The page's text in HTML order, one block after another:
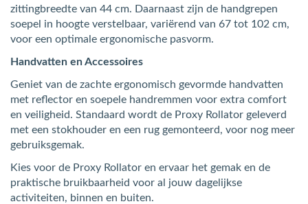
zittingbreedte van 44 cm. Daarnaast zijn de handgrepen
soepel in hoogte verstelbaar, variërend van 67 tot 102 cm,
voor een optimale ergonomische pasvorm.
Handvatten en Accessoires
Geniet van de zachte ergonomisch gevormde handvatten
met reflector en soepele handremmen voor extra comfort
en veiligheid. Standaard wordt de Proxy Rollator geleverd
met een stokhouder en een rug gemonteerd, voor nog meer
gebruiksgemak.
Kies voor de Proxy Rollator en ervaar het gemak en de
praktische bruikbaarheid voor al jouw dagelijkse
activiteiten, binnen en buiten.